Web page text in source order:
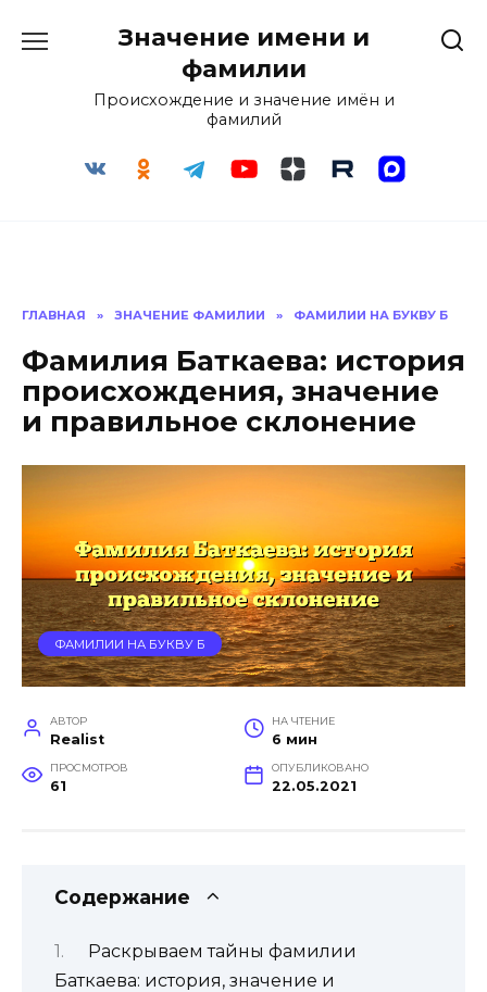
Значение имени и
фамилии
Происхождение и значение имён и
фамилий
ГЛАВНАЯ » ЗНАЧЕНИЕ ФАМИЛИИ » ФАМИЛИИ НА БУКВУ Б
Фамилия Баткаева: история
происхождения, значение
и правильное склонение
ФАМИЛИИ НА БУКВУ Б
АВТОР
Realist
НА ЧТЕНИЕ
6 мин
ПРОСМОТРОВ
61
ОПУБЛИКОВАНО
22.05.2021
Содержание
Раскрываем тайны фамилии
Баткаева: история, значение и